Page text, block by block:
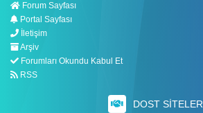
Forum Sayfası
Portal Sayfası
İletişim
Arşiv
Forumları Okundu Kabul Et
RSS
DOST SITELER